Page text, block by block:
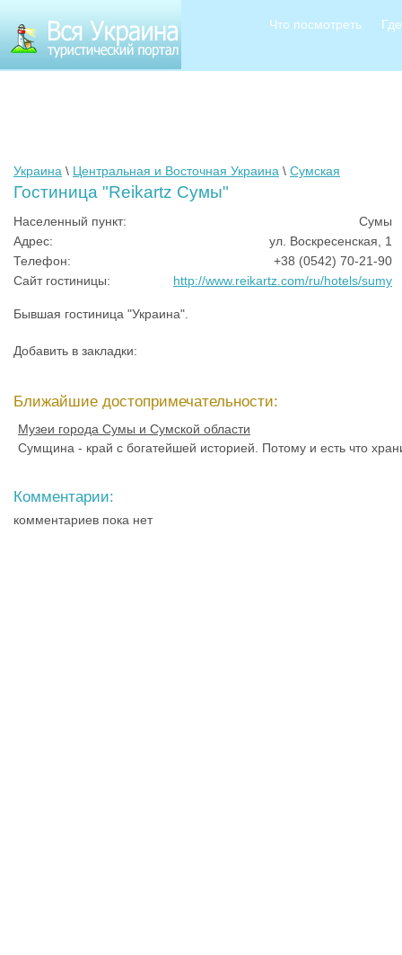
Что посмотреть
Украина \ Центральная и Восточная Украина \ Сумская
Гостиница "Reikartz Сумы"
Населенный пункт:
Сумы
Адрес:
ул. Воскресенская, 1
Телефон:
+38 (0542) 70-21-90
Сайт гостиницы:
http://www.reikartz.com/ru/hotels/sumy
Бывшая гостиница "Украина".
Добавить в закладки:
Ближайшие достопримечательности:
Музеи города Сумы и Сумской области
Сумщина - край с богатейшей историей. Потому и есть что
Комментарии:
комментариев пока нет